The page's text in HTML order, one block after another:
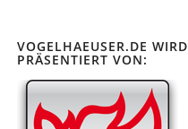
VOGELHAEUSER.DE WIRD
PRÄSENTIERT VON: